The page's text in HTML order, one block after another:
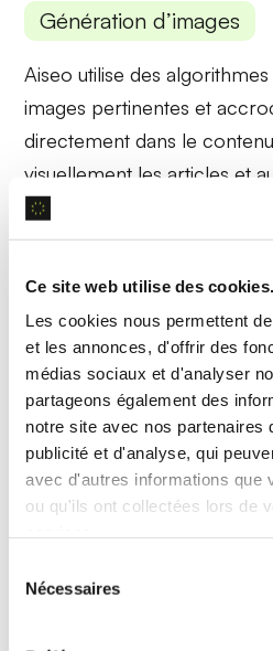
Ce site web utilise des cookies.
Les cookies nous permettent
et les annonces, d'offrir des
médias sociaux et d'analyser
partageons également des
notre site avec nos partenaires
publicité et d'analyse, qui
avec d'autres informations que
ou qu'ils ont collectées lors de
Nécessaires
Génération d’images
Aiseo utilise des
images pertinentes et
directement dans le
visuellement les articles et
l’engagement des lecteurs.
de haute qualité
chaque article, augmentant
son blog.
Analyse de données
L’analyse de données
tendances de mots-clés,
du contenu et propose des
optimisant la stratégie de